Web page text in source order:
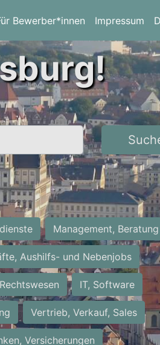
Bewerber*innen Impressum
Management, Beratung
Aushilfs- und Nebenjobs
Rechtswesen IT, Software
Vertrieb, Verkauf, Sales
Versicherungen